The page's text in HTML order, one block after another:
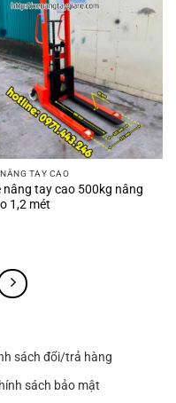
TAY CAO
nâng tay cao 500kg nâng
1,2 mét
sách đổi/trả hàng
sách bảo mật